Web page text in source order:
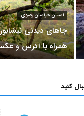
استان خراسان رضوی
جاهای دیدنی
همراه با آدرس و
کنید